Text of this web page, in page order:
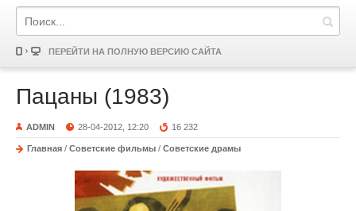
ПЕРЕЙТИ НА ПОЛНУЮ ВЕРСИЮ САЙТА
Пацаны (1983)
ADMIN 28-04-2012, 12:20 16 232
Главная / Советские фильмы / Советские драмы